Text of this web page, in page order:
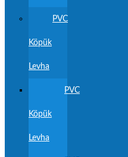
PVC
Köpük
Levha
PVC
Köpük
Levha